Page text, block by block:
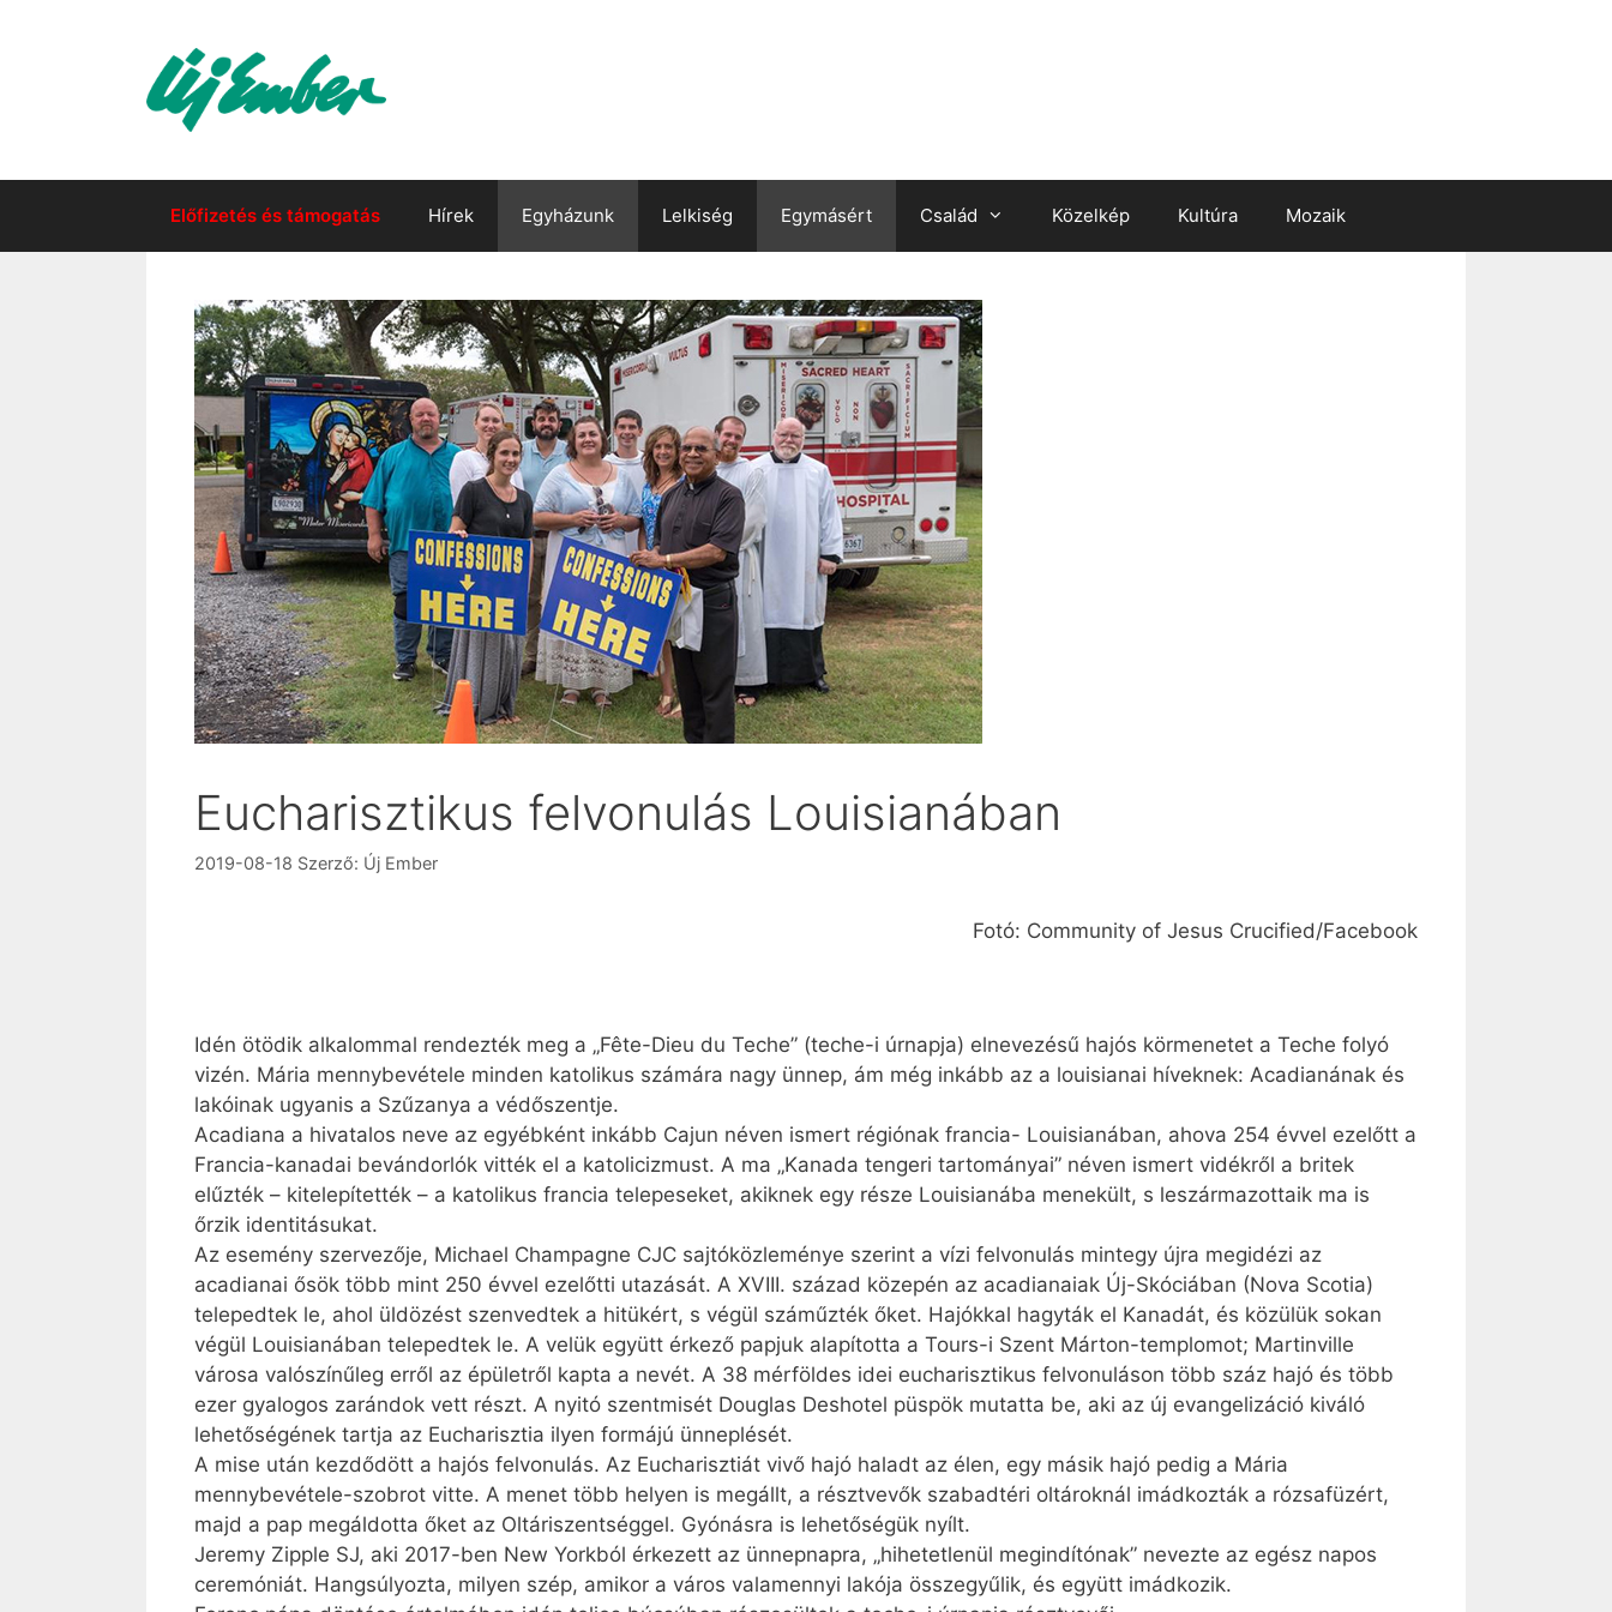
Előfizetés és támogatás Hírek Egyházunk Lelkiség Egymásért Család Közelkép Kultúra Mozaik
Eucharisztikus felvonulás Louisianában
2019-08-18 Szerző: Új Ember
Fotó: Community of Jesus Crucified/Facebook
Idén ötödik alkalommal rendezték meg a „Fête-Dieu du Teche” (teche-i úrnapja) elnevezésű hajós körmenetet a Teche folyó
vizén. Mária mennybevétele minden katolikus számára nagy ünnep, ám még inkább az a loui­sia­nai híveknek: Acadia­­nának és
lakóinak ugyanis a Szűzanya a védőszentje.
Acadiana a hivatalos neve az egyébként inkább Cajun néven ismert régiónak francia- Louisianában, ahova 254 évvel ezelőtt a
Francia-kanadai bevándorlók vitték el a katolicizmust. A ma „Kanada tengeri tartományai” néven ismert vidékről a britek
elűzték – kitelepítették – a katolikus francia telepeseket, akiknek egy része Louisianába menekült, s leszármazottaik ma is
őrzik identitásukat.
Az esemény szervezője, Michael Champagne CJC sajtóközleménye szerint a vízi felvonulás mintegy újra megidézi az
acadianai ősök több mint 250 évvel ezelőtti utazását. A XVIII. század közepén az acadianaiak Új-Skóciában (Nova Scotia)
telepedtek le, ahol üldözést szenvedtek a hitükért, s végül száműzték őket. Hajókkal hagyták el Kanadát, és közülük sokan
végül Louisianában telepedtek le. A velük együtt érkező papjuk alapította a Tours-i Szent Márton-templomot; Martinville
városa valószínűleg erről az épületről kapta a nevét. A 38 mérföldes idei eucharisztikus felvonuláson több száz hajó és több
ezer gyalogos zarándok vett részt. A nyitó szentmisét Douglas Deshotel püspök mutatta be, aki az új evangelizáció kiváló
lehetőségének tartja az Eucharisztia ilyen formájú ünneplését.
A mise után kezdődött a hajós felvonulás. Az Eucharisztiát vivő hajó haladt az élen, egy másik hajó pedig a Mária
mennybevétele-szobrot vitte. A menet több helyen is megállt, a résztvevők szabadtéri oltároknál imádkozták a rózsafüzért,
majd a pap megáldotta őket az Oltáriszentséggel. Gyónásra is lehetőségük nyílt.
Jeremy Zipple SJ, aki 2017-ben New Yorkból érkezett az ünnepnapra, „hihetetlenül megindítónak” nevezte az egész napos
ceremóniát. Hangsúlyozta, milyen szép, amikor a város valamennyi lakója összegyűlik, és együtt imádkozik.